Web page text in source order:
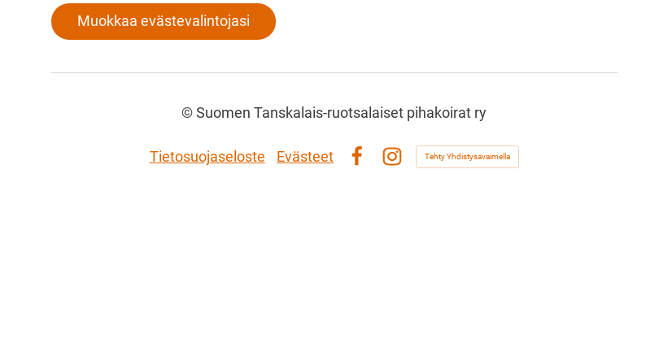
Muokkaa evästevalintojasi
©Suomen Tanskalais-ruotsalaiset pihakoirat ry
Tietosuojaseloste
Evästeet
Tehty Yhdistysavaimella